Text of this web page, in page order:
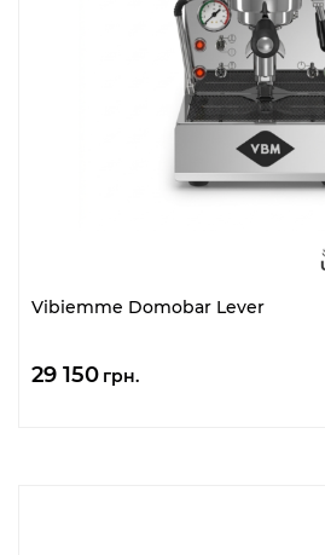
Vibiemme Domobar Lever
29 150 грн.